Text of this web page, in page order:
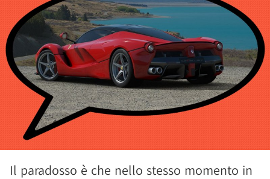
Il paradosso è che nello stesso momento in